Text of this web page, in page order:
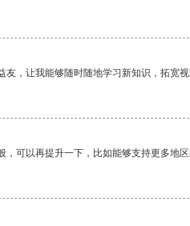
友，让我能够随时随地学习新知识，拓宽
，可以再提升一下，比如能够支持更多地